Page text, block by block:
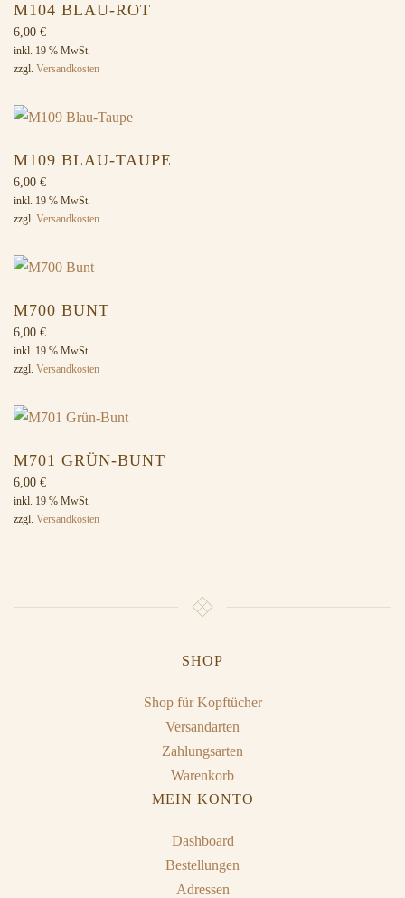
M104 BLAU-ROT
6,00 €
inkl. 19 % MwSt.
zzgl. Versandkosten
M109 BLAU-TAUPE
6,00 €
inkl. 19 % MwSt.
zzgl. Versandkosten
M700 BUNT
6,00 €
inkl. 19 % MwSt.
zzgl. Versandkosten
M701 GRÜN-BUNT
6,00 €
inkl. 19 % MwSt.
zzgl. Versandkosten
SHOP
Shop für Kopftücher
Versandarten
Zahlungsarten
Warenkorb
MEIN KONTO
Dashboard
Bestellungen
Adressen